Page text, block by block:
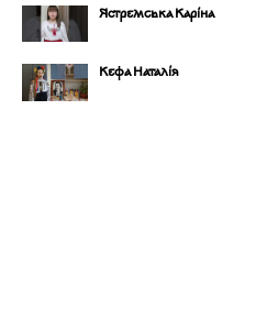
Ястремська Каріна
Кефа Наталія